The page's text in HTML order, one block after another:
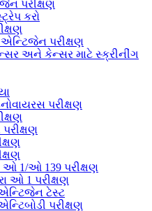
પરીક્ષણ
કરો
પરીક્ષણ
અને કેન્સર માટે સ્ક્રીનીંગ
પરીક્ષણ
ઓ 1/ઓ 139 પરીક્ષણ
ઓ 1 પરીક્ષણ
ટેસ્ટ
પરીક્ષણ